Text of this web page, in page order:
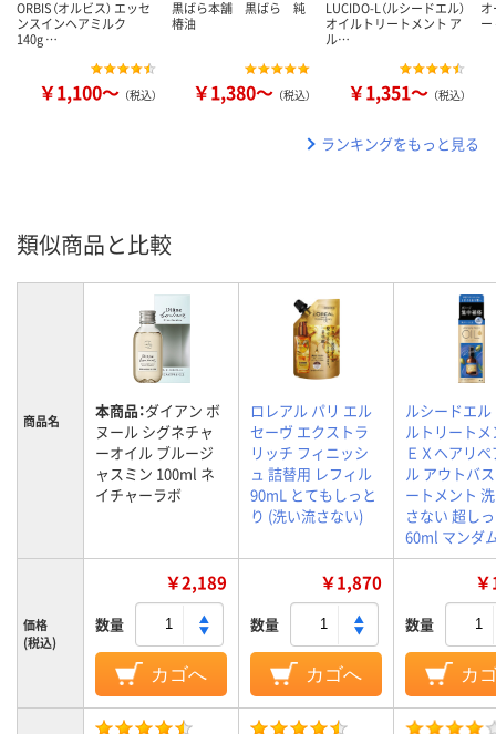
ORBIS（オルビス） エッセ
ンスインヘアミルク
140g …
￥1,100～ （税込）
黒ばら本舗 黒ばら 純
椿油
￥1,380～ （税込）
LUCIDO-L（ルシードエル）
オイルトリートメント ア
ル…
￥1,351～ （税込）
ランキングをもっと見る
類似商品と比較
商品名 本商品：ダイアン ボ
ヌール シグネチャ
ーオイル ブルージ
ャスミン 100ml ネ
イチャーラボ
ロレアル パリ エル
セーヴ エクストラ
リッチ フィニッシ
ュ 詰替用 レフィル
90mL とてもしっと
り (洗い流さない)
ルシードエル
ルトリート
ＥＸヘアリ
ル アウトバ
ートメント
さない 超し
60ml マンダ
価格
(税込)
￥2,189
数量
カゴへ
￥1,870
数量
カゴへ
数量
カ